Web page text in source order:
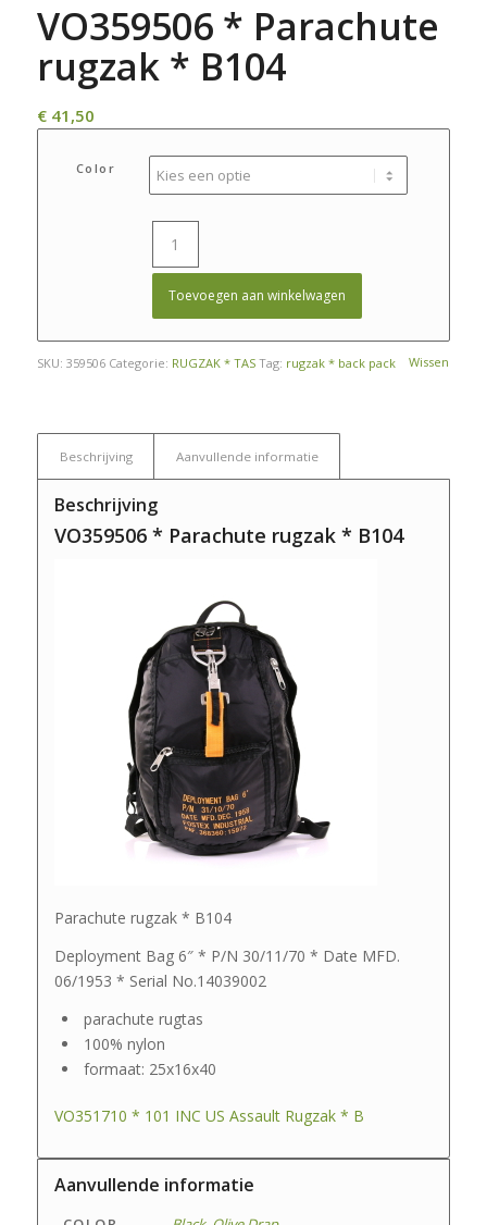
VO359506 * Parachute
rugzak * B104
€41,50
Color
Wissen
Toevoegen aan winkelwagen
SKU: 359506 Categorie: RUGZAK * TAS Tag: rugzak * back pack
Beschrijving Aanvullende informatie
Beschrijving
VO359506 * Parachute rugzak * B104
Parachute rugzak * B104
Deployment Bag 6″ * P/N 30/11/70 * Date MFD.
06/1953 * Serial No.14039002
parachute rugtas
100% nylon
formaat: 25x16x40
VO351710 * 101 INC US Assault Rugzak * B
Aanvullende informatie